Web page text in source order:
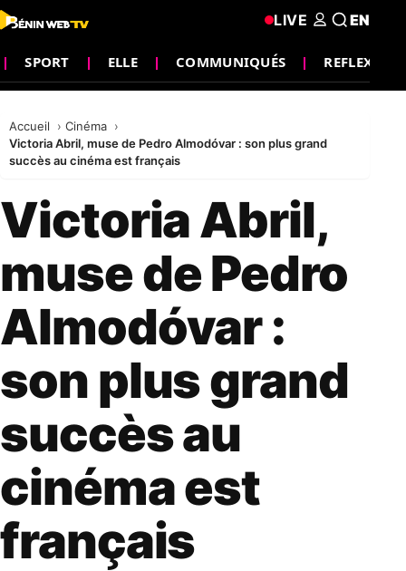
SPORT ELLE COMMUNIQUÉS REFLEXION
LIVE EN
Accueil
Cinéma
Victoria Abril, muse de Pedro Almodóvar : son plus grand
succès au cinéma est français
Victoria Abril,
muse de Pedro
Almodóvar :
son plus grand
succès au
cinéma est
français